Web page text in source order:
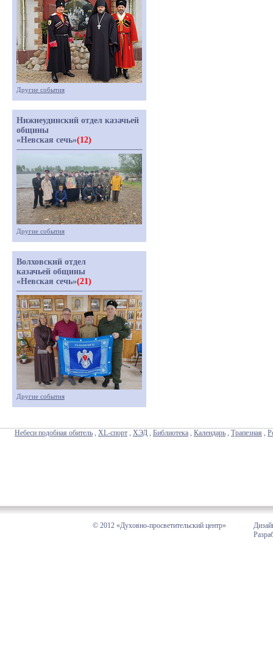
Другие события
Нижнеудинский отдел казачьей
общины
«Невская сечь»(12)
Другие события
Волховский отдел
казачьей общины
«Невская сечь»(21)
Другие события
Небеси подобная обитель , XL-спорт , ХЭД , Библиотека , Календарь , Трапезная ,
© 2012 «Духовно-просветительский центр»